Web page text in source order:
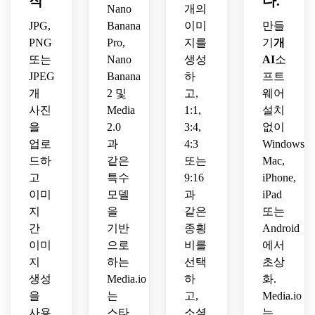
된 가
족 영
화 렌
더링,
높은
디테
일이
있습
니다.
JPG,
PNG
또는
JPEG
개
사진
을
업로
드하
고
이미
지
간
이미
지
생성
을
Nano
Banana
Pro,
Nano
Banana
2 및
Media
2.0
과
같은
특수
모델
을
기반
으로
하는
Media.io
는
개의
이미
지를
생성
하
고,
1:1,
3:4,
4:3
또는
9:16
과
같은
종횡
비를
선택
하
고,
만들
기 개
AI소
프트
웨어
설치
없이
Windows,
Mac,
iPhone,
iPad
또는
Android
에서
초상
화.
Media.io